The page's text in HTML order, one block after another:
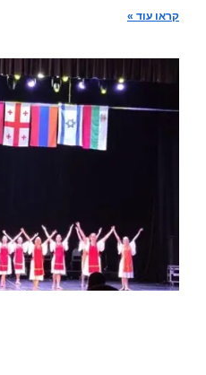
קראו עוד »